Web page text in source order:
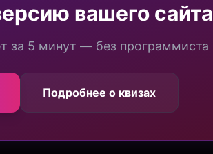
вашего сайта
за 5 минут — без программиста
Подробнее о квизах